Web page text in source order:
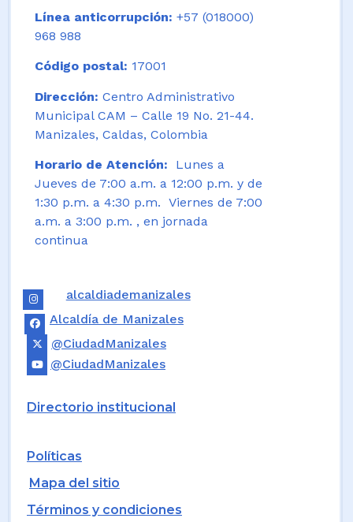
Línea anticorrupción: +57 (018000)
968 988
Código postal: 17001
Dirección: Centro Administrativo
Municipal CAM – Calle 19 No. 21-44.
Manizales, Caldas, Colombia
Horario de Atención: Lunes a
Jueves de 7:00 a.m. a 12:00 p.m. y de
1:30 p.m. a 4:30 p.m. Viernes de 7:00
a.m. a 3:00 p.m. , en jornada
continua
alcaldiademanizales
Alcaldía de Manizales
@CiudadManizales
@CiudadManizales
Directorio institucional
Políticas
Mapa del sitio
Términos y condiciones